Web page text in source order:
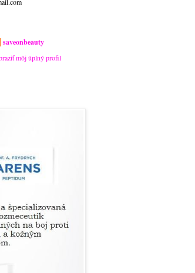
saveonbeauty
môj úplný profil